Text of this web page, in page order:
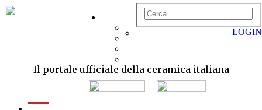
Il portale ufficiale della ceramica italiana
LOGIN